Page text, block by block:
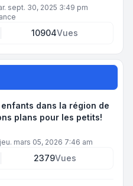
sept. 30, 2025 3:49 pm
10904Vues
dans la région de
plans pour les petits!
jeu. mars 05, 2026 7:46 am
2379Vues